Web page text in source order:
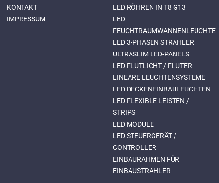
KONTAKT
IMPRESSUM
LED RÖHREN IN T8 G13
LED
FEUCHTRAUMWANNENLEUCHTE
LED 3-PHASEN STRAHLER
ULTRASLIM LED-PANELS
LED FLUTLICHT / FLUTER
LINEARE LEUCHTENSYSTEME
LED DECKENEINBAULEUCHTEN
LED FLEXIBLE LEISTEN /
STRIPS
LED MODULE
LED STEUERGERÄT /
CONTROLLER
EINBAURAHMEN FÜR
EINBAUSTRAHLER